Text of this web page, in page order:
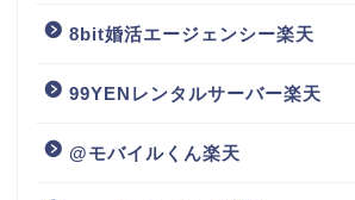
8bit婚活エージェンシー楽天
99YENレンタルサーバー楽天
@モバイルくん楽天